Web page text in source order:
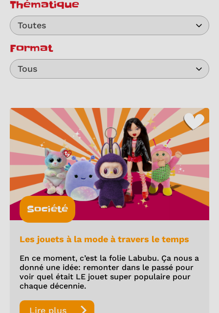
Thématique
Toutes
Format
Tous
Société
Les jouets à la mode à travers le temps
En ce moment, c’est la folie Labubu. Ça nous a
donné une idée: remonter dans le passé pour
voir quel était LE jouet super populaire pour
chaque décennie.
Lire plus